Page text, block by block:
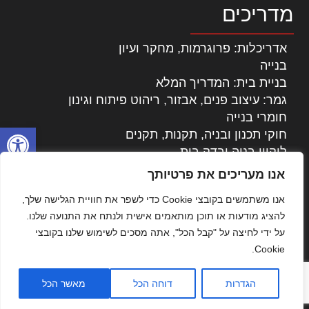
פתח
אנו מעריכים את פרטיותך
אנו משתמשים בקובצי Cookie כדי לשפר את חוויית הגלישה שלך,
להציג מודעות או תוכן מותאמים אישית ולנתח את התנועה שלנו.
על ידי לחיצה על "קבל הכל", אתה מסכים לשימוש שלנו בקובצי
Cookie.
הגדרות דוחה הכל מאשר הכל
מדריכים
אדריכלות: פרוגרמות, מחקר ועיון
בנייה
בניית בית: המדריך המלא
גמר: עיצוב פנים, אבזור, ריהוט פיתוח וגינון
חומרי בנייה
חוקי תכנון ובניה, תקנות, תקנים
ליקויי בניה ובדק בית
נדל"ן: זכויות, אגרות ועסקאות
עקרונות ניהול אחזקה מתקדמות
צילום אדריכלי
שיווק נדלן
שיטות בניה: מפרטים והמלצות
תוכן שיווקי
כל הזכויות שמורות © אדריכלות ובניה בישראל